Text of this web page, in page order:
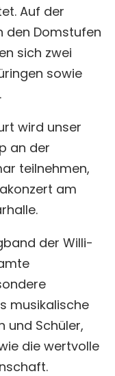
Auf der
den Domstufen
sich zwei
sowie
wird unser
an der
teilnehmen,
am
der Willi-
musikalische
und Schüler,
die wertvolle